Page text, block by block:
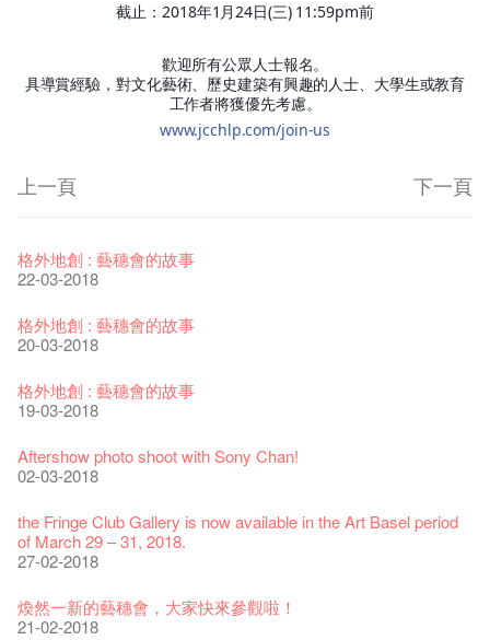
截止：2018年1月24日(三) 11:59pm前
歡迎所有公眾人士報名。
具導賞經驗，對文化藝術、歷史建築有興趣的人士、大學生或教育
工作者將獲優先考慮。
www.jcchlp.com/join-us
上一頁 下一頁
藝穗節2026
11-12-2025
《藝穗節2025》記者招待會
30-12-2024
藝穗會揭開新篇章
28-12-2023
藝穗會室樂系列: Opera Odyssey | 藝穗會 x 香港大歌劇院
04-07-2023
The Vault Cafe is now OPEN! Feste x Fringe Pop-Up
Collaboration
20-09-2022
藝穗好物
09-06-2022
Veggie Lunch @Dairy
07-12-2020
We'll Survive!
06-08-2020
藝穗會復刻版 1983 LOGO TEE
03-08-2020
【德國原生蜂蜜 — 買第二件半價 🍯 】
22-07-2020
玉露篇 ——【京都直送宇治茶 ✈ 數量有限 🍵 冰庫有售及可網
上落單】
30-06-2020
煎茶篇 ——【京都直送宇治茶✈數量有限 🍵 冰庫有售及可網上
落單】
我們的辣椒小故事 Part 1
17-03-2020
暫停開放至二月二日
28-01-2020
藝穗會仝人・鼠年共勉
24-01-2020
聖誕平安，新年快樂！
24-12-2019
爵士樂教材套
30-11-2019
17-09-2019
WANTED
23-05-2019
爵士時代II 大派對：塵世樂園
15-04-2019
藝穗會大樓復修工程完成慶祝儀式
11-04-2019
爵士時代II 大派對：塵世樂園
09-04-2019
爵士時代II 大派對：塵世樂園
01-04-2019
25-03-2019
Colette現已重開
19-12-2018
陶‧茗 台灣陶藝名家展 ︰ 李賢治‧翁士傑‧賴孝哲 展覽
18-12-2018
WANTED!
04-09-2018
JAZZ AGE Party @ The Fringe
24-08-2018
爵士時代大派對@藝穗會
21-08-2018
07-08-2018
格外地創 : 藝穗會的故事
22-03-2018
格外地創 : 藝穗會的故事
20-03-2018
格外地創 : 藝穗會的故事
19-03-2018
Aftershow photo shoot with Sony Chan!
02-03-2018
the Fringe Club Gallery is now available in the Art Basel period
of March 29 – 31, 2018.
27-02-2018
煥然一新的藝穗會，大家快來參觀啦！
21-02-2018